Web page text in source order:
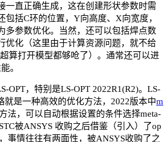
一直正确生成，这在创建形状参数时需
包括C环的位置，Y向高度、X向宽度，
多参数优化。当然，还可以包括焊点数
优化（这里由于计算资源问题，就不给
超算打开模型都够呛了 ）。通常还可以进
。
，特别是LS-OPT 2022R1(R2)。LS-
就是一种高效的优化方法，2022版本中m
法，可以自动根据设置的条件选择meta-
被ANSYS 收购之后借鉴（引入）了op
事情往往有两面性，被ANSYS收购了之